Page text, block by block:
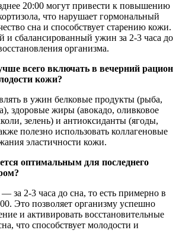
20:00 могут привести к повышению
что нарушает гормональный
сна и способствует старению кожи.
и сбалансированный ужин за 2-3 часа до
организма.
всего включать в вечерний рацион
кожи?
в ужин белковые продукты (рыба,
здоровые жиры (авокадо, оливковое
зелень) и антиоксиданты (ягоды,
полезно использовать коллагеновые
эластичности кожи.
оптимальным для последнего
за 2-3 часа до сна, то есть примерно в
Это позволяет организму успешно
и активировать восстановительные
что способствует молодости и